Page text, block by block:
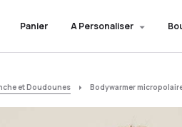
Panier A Personaliser
et Doudounes Bodywarmer